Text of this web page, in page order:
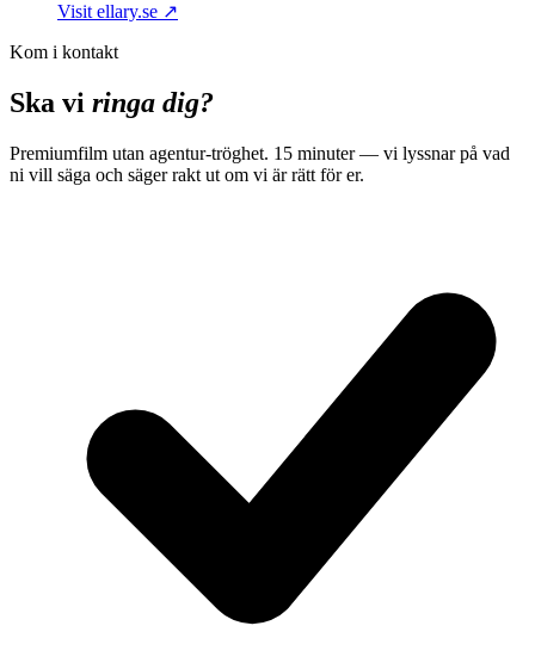
Visit ellary.se ↗
Kom i kontakt
Ska vi ringa dig?
Premiumfilm utan agentur-tröghet. 15 minuter — vi lyssnar på vad
ni vill säga och säger rakt ut om vi är rätt för er.